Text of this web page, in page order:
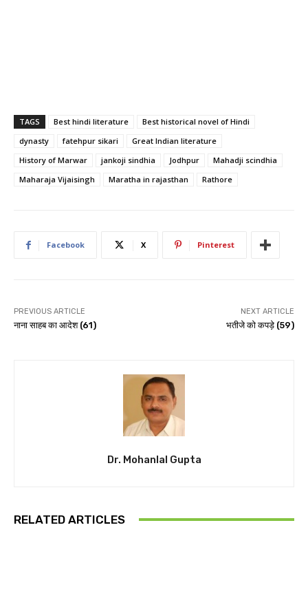
TAGS Best hindi literature
Best historical novel of Hindi
dynasty
fatehpur sikari
Great Indian literature
History of Marwar
jankoji sindhia Jodhpur
Mahadji scindhia
Maharaja Vijaisingh
Maratha in rajasthan Rathore
Facebook X Pinterest
PREVIOUS ARTICLE
नाना साहब का आदेश (61)
NEXT ARTICLE
भतीजे को कपड़े (59)
Dr. Mohanlal Gupta
RELATED ARTICLES